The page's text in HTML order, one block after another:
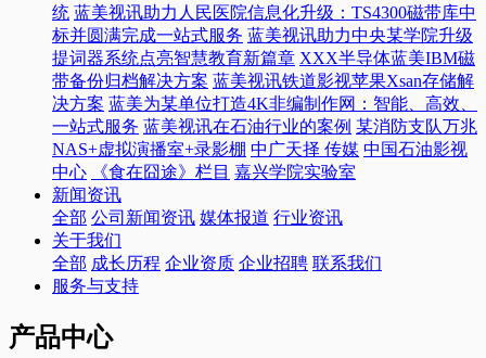
统 蓝美视讯助力人民医院信息化升级：TS4300磁带库中
标并圆满完成一站式服务 蓝美视讯助力中央某学院升级
提词器系统点亮智慧教育新篇章 XXX半导体蓝美IBM磁
带备份归档解决方案 蓝美视讯铁道影视苹果Xsan存储解
决方案 蓝美为某单位打造4K非编制作网：智能、高效、
一站式服务 蓝美视讯在石油行业的案例 某消防支队万兆
NAS+虚拟演播室+录影棚 中广天择 传媒 中国石油影视
中心
《食在囧途》栏目 嘉兴学院实验室
新闻资讯
全部 公司新闻资讯 媒体报道 行业资讯
关于我们
全部 成长历程 企业资质 企业招聘 联系我们
服务与支持
产品中心